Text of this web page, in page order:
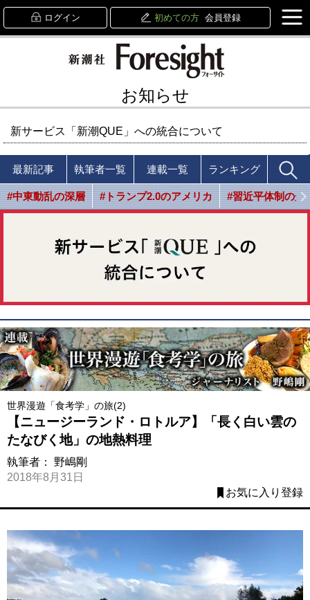
ログイン 初めての方 会員登録
お知らせ
新サービス「新潮QUE」への統合について
最新記事 執筆者一覧 連載一覧 ランキング
#中東動乱の深層 #トランプ2.0のアメリカ #習近平体制の光
世界漫遊「食考学」の旅(2)
【ニュージーランド・ロトルア】「長く白い雲の
たなびく地」の地熱料理
執筆者： 野嶋剛
2018年8月31日
お気に入り登録